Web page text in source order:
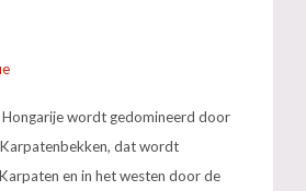
wordt gedomineerd door
dat wordt
en in het westen door de